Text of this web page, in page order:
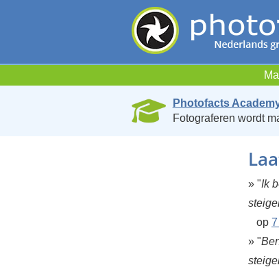
Photofacts
Fotograferen wordt
» "Ik
op
» "